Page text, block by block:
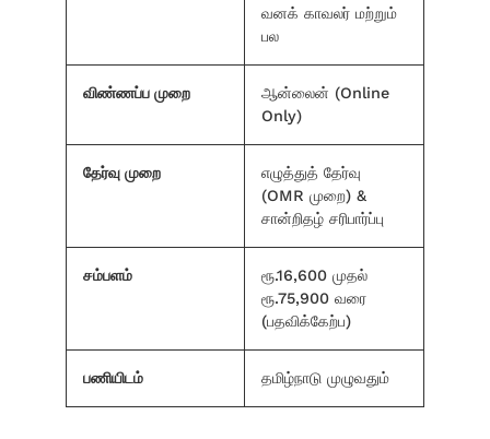
வனக் காவலர் மற்றும்
பல
விண்ணப்ப முறை
ஆன்லைன் (Online
Only)
தேர்வு முறை
எழுத்துத் தேர்வு
(OMR முறை) &
சான்றிதழ் சரிபார்ப்பு
சம்பளம்
ரூ.16,600 முதல்
ரூ.75,900 வரை
(பதவிக்கேற்ப)
பணியிடம் தமிழ்நாடு முழுவதும்